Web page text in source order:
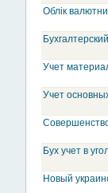
Облік
Учет
Учет
Бух учет в
Новый